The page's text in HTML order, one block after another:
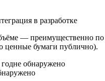
в разработке
— преимущественно по
ценные бумаги публично).
годне обнаружено